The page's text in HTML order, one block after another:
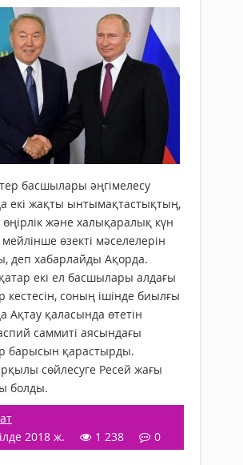
басшылары әңгімелесу
екі жақты ынтымақтастықтың,
және халықаралық күн
мейлінше өзекті мәселелерін
деп хабарлайды Ақорда.
екі ел басшылары алдағы
кестесін, соның ішінде биылғы
Ақтау қаласында өтетін
саммиті аясындағы
барысын қарастырды.
сөйлесуге Ресей жағы
болды.
2018 ж.
1 238 0